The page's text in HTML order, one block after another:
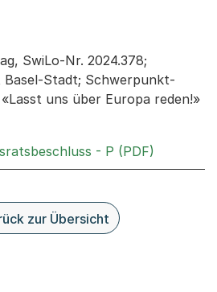
SwiLo-Nr. 2024.378;
Basel-Stadt; Schwerpunkt-
uns über Europa reden!»
- P (PDF)
zur Übersicht